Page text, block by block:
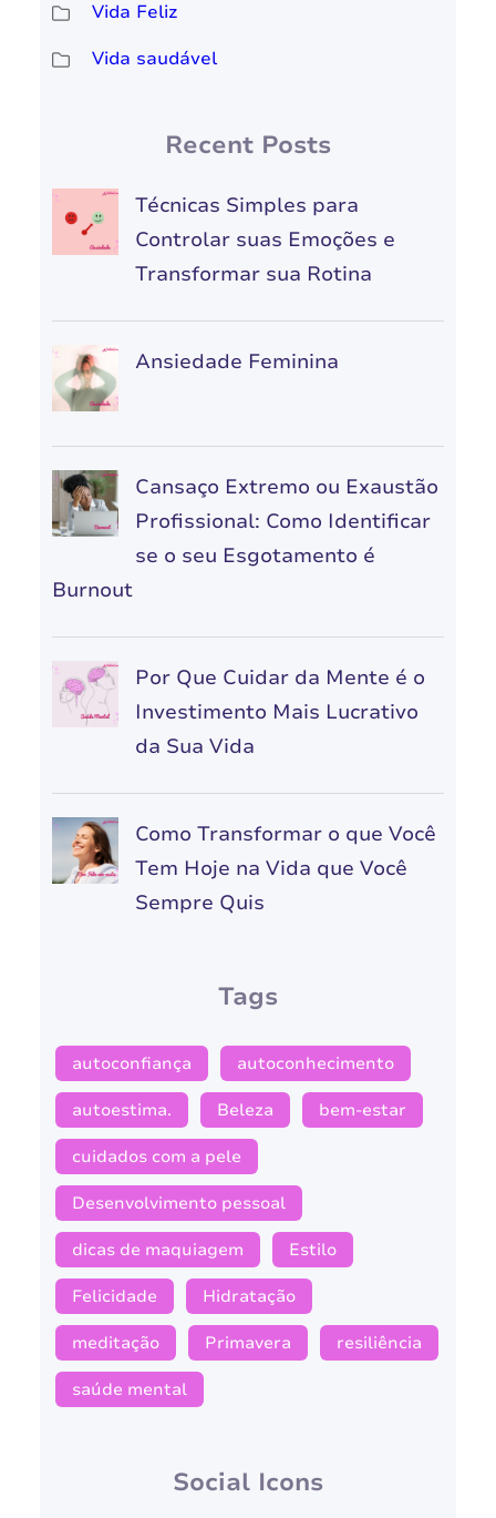
Vida Feliz
Vida saudável
Recent Posts
Técnicas Simples para
Controlar suas Emoções e
Transformar sua Rotina
Ansiedade Feminina
Cansaço Extremo ou Exaustão
Profissional: Como Identificar
se o seu Esgotamento é
Burnout
Por Que Cuidar da Mente é o
Investimento Mais Lucrativo
da Sua Vida
Como Transformar o que Você
Tem Hoje na Vida que Você
Sempre Quis
Tags
autoconfiança autoconhecimento
autoestima. Beleza bem-estar
cuidados com a pele
Desenvolvimento pessoal
dicas de maquiagem Estilo
Felicidade Hidratação
meditação Primavera resiliência
saúde mental
Social Icons